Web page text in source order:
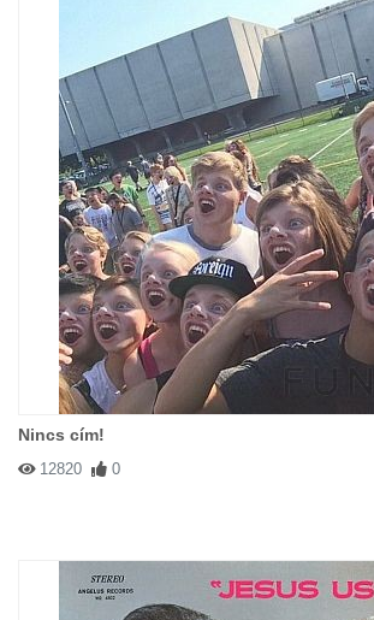
Nincs cím!
12820 0